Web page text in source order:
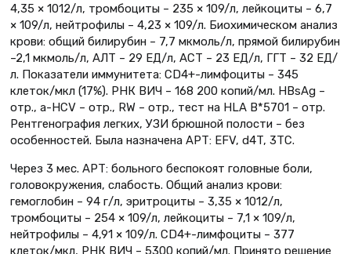
4,35 × 1012/л, тромбоциты – 235 × 109/л, лейкоциты – 6,7
× 109/л, нейтрофилы – 4,23 × 109/л. Биохимическом анализ
крови: общий билирубин – 7,7 мкмоль/л, прямой билирубин
–2,1 мкмоль/л, АЛТ – 29 ЕД/л, АСТ – 23 ЕД/л, ГГТ – 32 ЕД/
л. Показатели иммунитета: CD4+-лимфоциты – 345
клеток/мкл (17%). РНК ВИЧ – 168 200 копий/мл. HBsAg –
отр., a-HCV – отр., RW – отр., тест на HLA B*5701 – отр.
Рентгенография легких, УЗИ брюшной полости – без
особенностей. Была назначена АРТ: EFV, d4T, 3TC.
Через 3 мес. АРТ: больного беспокоят головные боли,
головокружения, слабость. Общий анализ крови:
гемоглобин – 94 г/л, эритроциты – 3,35 × 1012/л,
тромбоциты – 254 × 109/л, лейкоциты – 7,1 × 109/л,
нейтрофилы – 4,91 × 109/л. CD4+-лимфоциты – 377
клеток/мкл, РНК ВИЧ – 5300 копий/мл. Принято решение